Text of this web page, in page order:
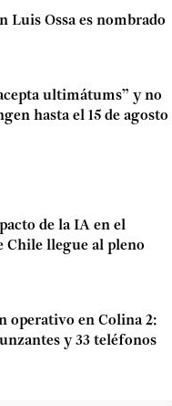
Luis Ossa es nombrado
ultimátums” y no
hasta el 15 de agosto
de la IA en el
Chile llegue al pleno
operativo en Colina 2:
y 33 teléfonos